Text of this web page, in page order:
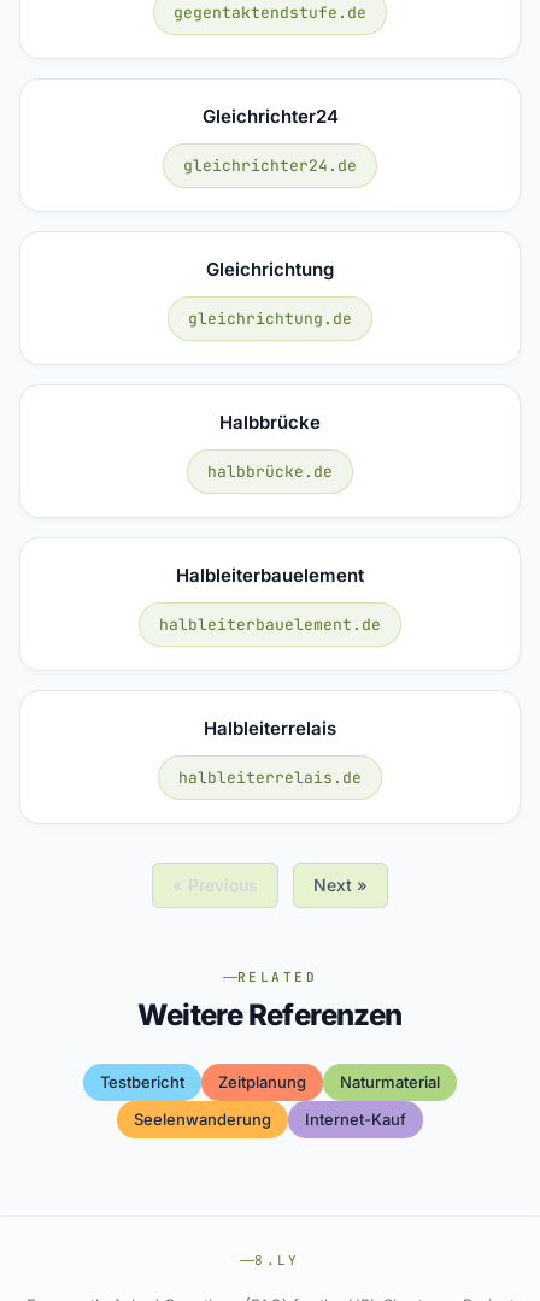
gegentaktendstufe.de
Gleichrichter24
gleichrichter24.de
Gleichrichtung
gleichrichtung.de
Halbbrücke
halbbrücke.de
Halbleiterbauelement
halbleiterbauelement.de
Halbleiterrelais
halbleiterrelais.de
« Previous Next »
RELATED
Weitere Referenzen
Testbericht Zeitplanung
Naturmaterial
Seelenwanderung
Internet-Kauf
8.LY